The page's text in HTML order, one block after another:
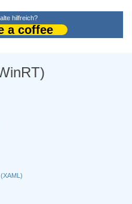
hilfreich?
a coffee